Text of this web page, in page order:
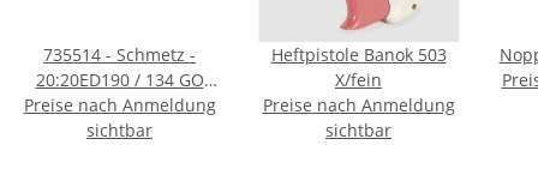
735514 - Schmetz -
20:20ED190 / 134 GO
RRT Nadeldicke: 90 /
Preis pro Karte á 10
Preise nach Anmeldung
sichtbar
Heftpistole Banok 503
X/fein
Preise nach Anmeldung
sichtbar